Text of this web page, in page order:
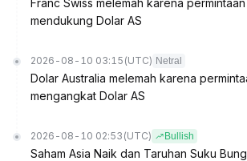
Franc Swiss melemah karena
mendukung Dolar AS
2026-08-10 03:15 (UTC) Netral
Dolar Australia melemah karena
mengangkat Dolar AS
2026-08-10 02:53 (UTC) Bullish
Saham Asia Naik dan Taruhan Suku